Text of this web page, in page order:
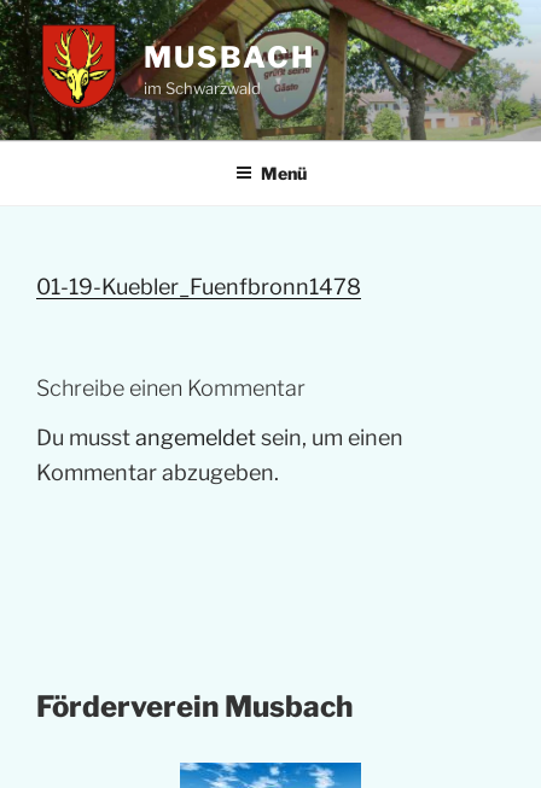
Zum
Inhalt
springen
MUSBACH
im Schwarzwald
Menü
01-19-Kuebler_Fuenfbronn1478
Schreibe einen Kommentar
Du musstangemeldetsein, um einen
Kommentar abzugeben.
Förderverein Musbach